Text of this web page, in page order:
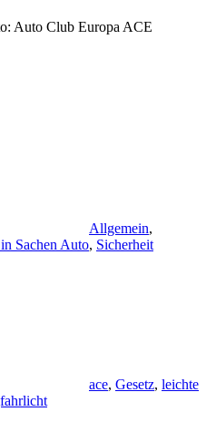
Auto Club Europa ACE
Allgemein,
Sachen Auto, Sicherheit
ace, Gesetz, leichte